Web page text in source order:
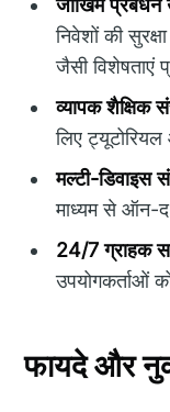
जोखिम
निवेशों की
जैसी विशेषताएं
व्यापक शैक्षिक
लिए ट्यूटोरियल
मल्टी-डिवाइस
माध्यम से ऑन-
24/7 ग्राहक
उपयोगकर्ताओं
फायदे और